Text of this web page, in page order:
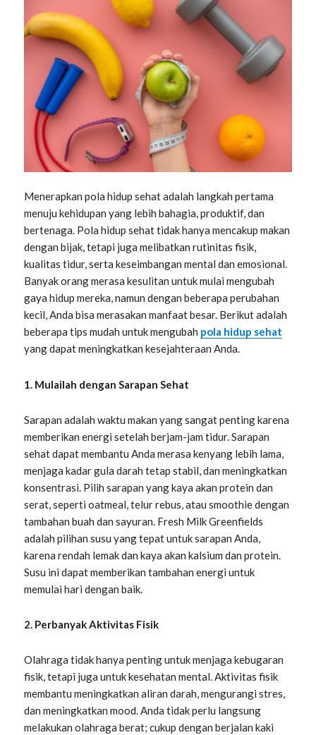
Menerapkan pola hidup sehat adalah langkah pertama
menuju kehidupan yang lebih bahagia, produktif, dan
bertenaga. Pola hidup sehat tidak hanya mencakup makan
dengan bijak, tetapi juga melibatkan rutinitas fisik,
kualitas tidur, serta keseimbangan mental dan emosional.
Banyak orang merasa kesulitan untuk mulai mengubah
gaya hidup mereka, namun dengan beberapa perubahan
kecil, Anda bisa merasakan manfaat besar. Berikut adalah
beberapa tips mudah untuk mengubah pola hidup sehat
yang dapat meningkatkan kesejahteraan Anda.
1. Mulailah dengan Sarapan Sehat
Sarapan adalah waktu makan yang sangat penting karena
memberikan energi setelah berjam-jam tidur. Sarapan
sehat dapat membantu Anda merasa kenyang lebih lama,
menjaga kadar gula darah tetap stabil, dan meningkatkan
konsentrasi. Pilih sarapan yang kaya akan protein dan
serat, seperti oatmeal, telur rebus, atau smoothie dengan
tambahan buah dan sayuran. Fresh Milk Greenfields
adalah pilihan susu yang tepat untuk sarapan Anda,
karena rendah lemak dan kaya akan kalsium dan protein.
Susu ini dapat memberikan tambahan energi untuk
memulai hari dengan baik.
2. Perbanyak Aktivitas Fisik
Olahraga tidak hanya penting untuk menjaga kebugaran
fisik, tetapi juga untuk kesehatan mental. Aktivitas fisik
membantu meningkatkan aliran darah, mengurangi stres,
dan meningkatkan mood. Anda tidak perlu langsung
melakukan olahraga berat; cukup dengan berjalan kaki